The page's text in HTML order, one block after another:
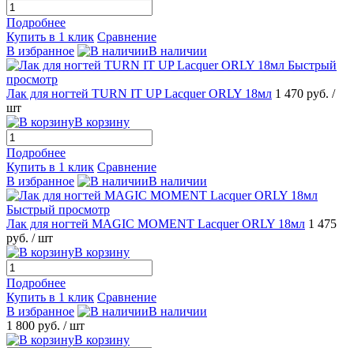
Подробнее
Купить в 1 клик Сравнение
В избранное
В наличии
Быстрый
просмотр
Лак для ногтей TURN IT UP Lacquer ORLY 18мл 1 470 руб. /
шт
В корзину
Подробнее
Купить в 1 клик Сравнение
В избранное
В наличии
Быстрый просмотр
Лак для ногтей MAGIC MOMENT Lacquer ORLY 18мл 1 475
руб. / шт
В корзину
Подробнее
Купить в 1 клик Сравнение
В избранное
В наличии
1 800 руб. / шт
В корзину